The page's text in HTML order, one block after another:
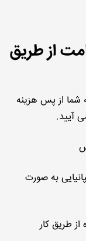
از طریق
شما از پس هزینه
آیید.
به صورت
یورو در ماه از طریق کار